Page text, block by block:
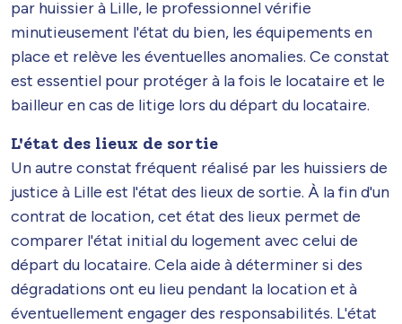
par huissier à Lille, le professionnel vérifie
minutieusement l'état du bien, les équipements en
place et relève les éventuelles anomalies. Ce constat
est essentiel pour protéger à la fois le locataire et le
bailleur en cas de litige lors du départ du locataire.
L'état des lieux de sortie
Un autre constat fréquent réalisé par les huissiers de
justice à Lille est l'état des lieux de sortie. À la fin d'un
contrat de location, cet état des lieux permet de
comparer l'état initial du logement avec celui de
départ du locataire. Cela aide à déterminer si des
dégradations ont eu lieu pendant la location et à
éventuellement engager des responsabilités. L'état